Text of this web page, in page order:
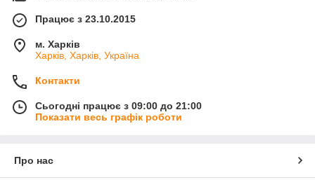
Працює з 23.10.2015
м. Харків
Харків, Харків, Україна
Контакти
Сьогодні працює з 09:00 до 21:00
Показати весь графік роботи
Про нас